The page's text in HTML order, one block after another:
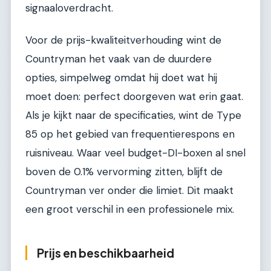
signaaloverdracht.
Voor de prijs-kwaliteitverhouding wint de
Countryman het vaak van de duurdere
opties, simpelweg omdat hij doet wat hij
moet doen: perfect doorgeven wat erin gaat.
Als je kijkt naar de specificaties, wint de Type
85 op het gebied van frequentierespons en
ruisniveau. Waar veel budget-DI-boxen al snel
boven de 0.1% vervorming zitten, blijft de
Countryman ver onder die limiet. Dit maakt
een groot verschil in een professionele mix.
Prijs en beschikbaarheid